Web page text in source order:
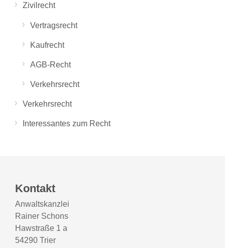
Zivilrecht
Vertragsrecht
Kaufrecht
AGB-Recht
Verkehrsrecht
Verkehrsrecht
Interessantes zum Recht
Kontakt
Anwaltskanzlei
Rainer Schons
Hawstraße 1 a
54290 Trier